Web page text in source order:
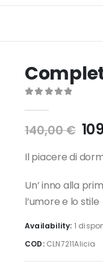
140,00€ Il
Il piacere di
Un’ inno alla
l’umore e lo stile
Availability: 1
COD: CLN7211Alicia